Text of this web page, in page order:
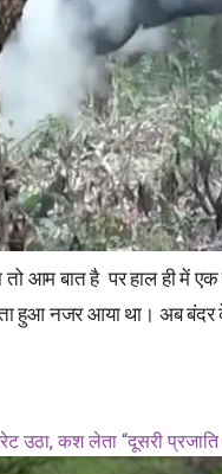
आम बात है पर हाल ही में
हुआ नजर आया था। अब बंदर
उठा, कश लेता “दूसरी प्रजाति